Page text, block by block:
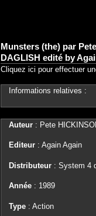
Munsters (the) par
DAGLISH edité by
Cliquez ici pour effectuer
Informations relatives :
Auteur: Pete
Editeur: Again Again
Distributeur : System 4
Année: 1989
Type: Action